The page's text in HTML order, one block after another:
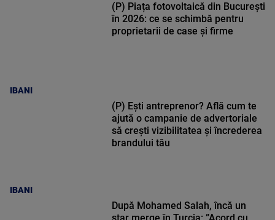
IBANI
(P) Piața fotovoltaică din București
în 2026: ce se schimbă pentru
proprietarii de case și firme
IBANI
(P) Ești antreprenor? Află cum te
ajută o campanie de advertoriale
să crești vizibilitatea și încrederea
brandului tău
După Mohamed Salah, încă un